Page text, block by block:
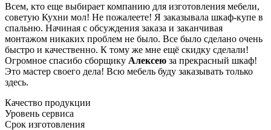
Всем, кто еще выбирает компанию для изготовления мебели,
советую Кухни мол! Не пожалеете! Я заказывала шкаф-купе в
спальню. Начиная с обсуждения заказа и заканчивая
монтажом никаких проблем не было. Все было сделано очень
быстро и качественно. К тому же мне ещё скидку сделали!
Огромное спасибо сборщику Алексею за прекрасный шкаф!
Это мастер своего дела! Всю мебель буду заказывать только
здесь.
Качество продукции
Уровень сервиса
Срок изготовления